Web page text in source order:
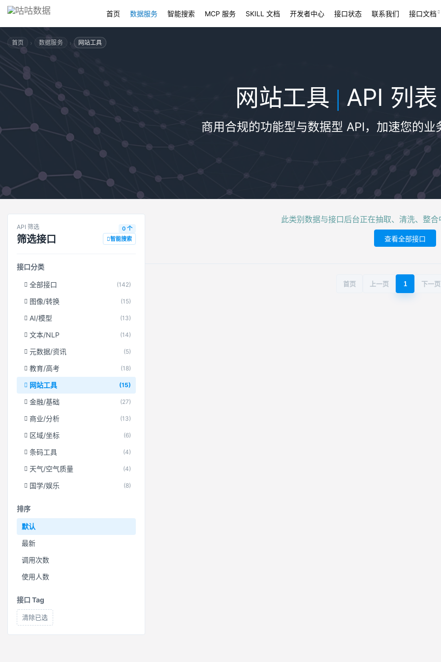
首页 数据服务 智能搜索 MCP 服务 SKILL 文档 开发者中心 接口状态 联系我们 接口文档
首页 › 数据服务 › 网站工具
网站工具 | API 列表
商用合规的功能型与数据型 API，加速您的业
API 筛选
筛选接口
0 个
智能搜索
接口分类
全部接口 (142)
图像/转换 (15)
AI/模型 (13)
文本/NLP (14)
元数据/资讯 (5)
教育/高考 (18)
网站工具 (15)
金融/基础 (27)
商业/分析 (13)
区域/坐标 (6)
条码工具 (4)
天气/空气质量 (4)
国学/娱乐 (8)
排序
默认
最新
调用次数
使用人数
接口 Tag
清除已选
此类别数据与接口后台正在抽取、清洗、整
查看全部接口
首页 上一页 1 下一页